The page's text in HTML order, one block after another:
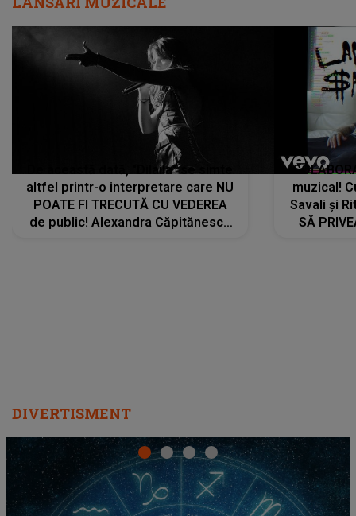
De această dată, "Dilaila" se simte
altfel printr-o interpretare care NU
POATE FI TRECUTĂ CU VEDEREA
de public! Alexandra Căpitănescu
muzical!
Savali și
SĂ
DIVERTISMENT